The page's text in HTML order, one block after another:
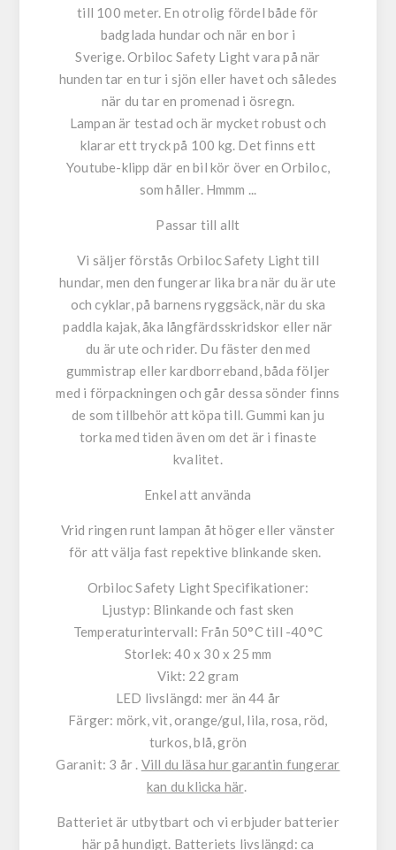
till 100 meter. En otrolig fördel både för
badglada hundar och när en bor i
Sverige. Orbiloc Safety Light vara på när
hunden tar en tur i sjön eller havet och således
när du tar en promenad i ösregn.
Lampan är testad och är mycket robust och
klarar ett tryck på 100 kg. Det finns ett
Youtube-klipp där en bil kör över en Orbiloc,
som håller. Hmmm ...
Passar till allt
Vi säljer förstås Orbiloc Safety Light till
hundar, men den fungerar lika bra när du är ute
och cyklar, på barnens ryggsäck, när du ska
paddla kajak, åka långfärdsskridskor eller när
du är ute och rider. Du fäster den med
gummistrap eller kardborreband, båda följer
med i förpackningen och går dessa sönder finns
de som tillbehör att köpa till. Gummi kan ju
torka med tiden även om det är i finaste
kvalitet.
Enkel att använda
Vrid ringen runt lampan åt höger eller vänster
för att välja fast repektive blinkande sken.
Orbiloc Safety Light Specifikationer:
Ljustyp: Blinkande och fast sken
Temperaturintervall: Från 50°C till -40°C
Storlek: 40 x 30 x 25 mm
Vikt: 22 gram
LED livslängd: mer än 44 år
Färger: mörk, vit, orange/gul, lila, rosa, röd,
turkos, blå, grön
Garanit: 3 år . Vill du läsa hur garantin fungerar
kan du klicka här.
Batteriet är utbytbart och vi erbjuder batterier
här på hundigt. Batteriets livslängd: ca